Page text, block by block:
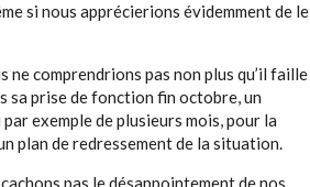
si nous apprécierions évidemment de le
ne comprendrions pas non plus qu’il faille
sa prise de fonction fin octobre, un
exemple de plusieurs mois, pour la
plan de redressement de la situation.
pas le désappointement de nos